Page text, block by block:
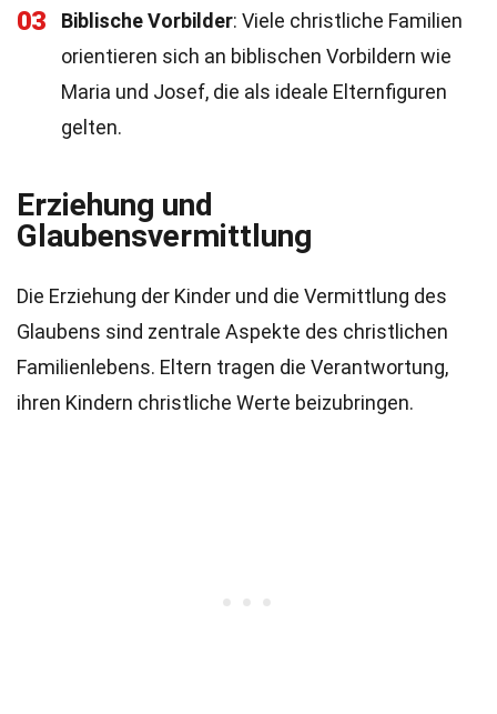
03 Biblische Vorbilder: Viele christliche Familien
orientieren sich an biblischen Vorbildern wie
Maria und Josef, die als ideale Elternfiguren
gelten.
Erziehung und
Glaubensvermittlung
Die Erziehung der Kinder und die Vermittlung des
Glaubens sind zentrale Aspekte des christlichen
Familienlebens. Eltern tragen die Verantwortung,
ihren Kindern christliche Werte beizubringen.